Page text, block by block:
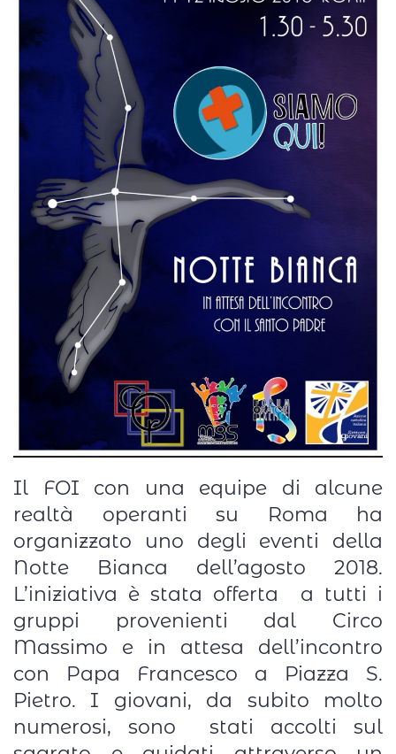
Il FOI con una equipe di alcune
realtà operanti su Roma ha
organizzato uno degli eventi della
Notte Bianca dell’agosto 2018.
L’iniziativa è stata offerta a tutti i
gruppi provenienti dal Circo
Massimo e in attesa dell’incontro
con Papa Francesco a Piazza S.
Pietro. I giovani, da subito molto
numerosi, sono stati accolti sul